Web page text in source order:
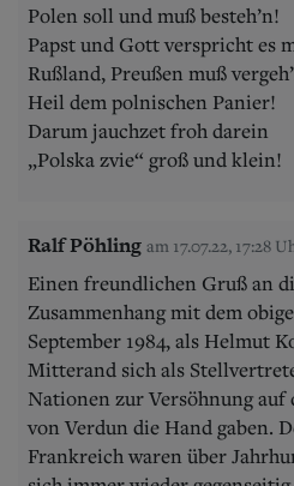
Polen soll und muß besteh’n!
Papst und Gott verspricht es
Rußland, Preußen muß
Heil dem polnischen Panier!
Darum jauchzet froh darein
„Polska zvie“ groß und klein!
Ralf Pöhling am 17.07.22, 17:28
Einen freundlichen Gruß an
Zusammenhang mit dem
September 1984, als Helmut
Mitterand sich als
Nationen zur Versöhnung
von Verdun die Hand gaben.
Frankreich waren über